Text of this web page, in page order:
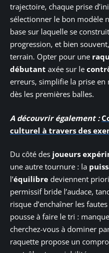
trajectoire, chaque prise
sélectionner le bon modèle
base sur laquelle se
progression, et bien
terrain. Opter pour une
débutant axée sur le
erreurs, simplifie la prise
dès les premières balles.
A découvrir également :
culturel à travers des
Du côté des joueurs
une autre tournure : la
l’équilibre deviennent
permissif bride l’audace,
risque d’enchaîner les
pousse à faire le tri :
cherchez-vous à dominer
raquette propose un